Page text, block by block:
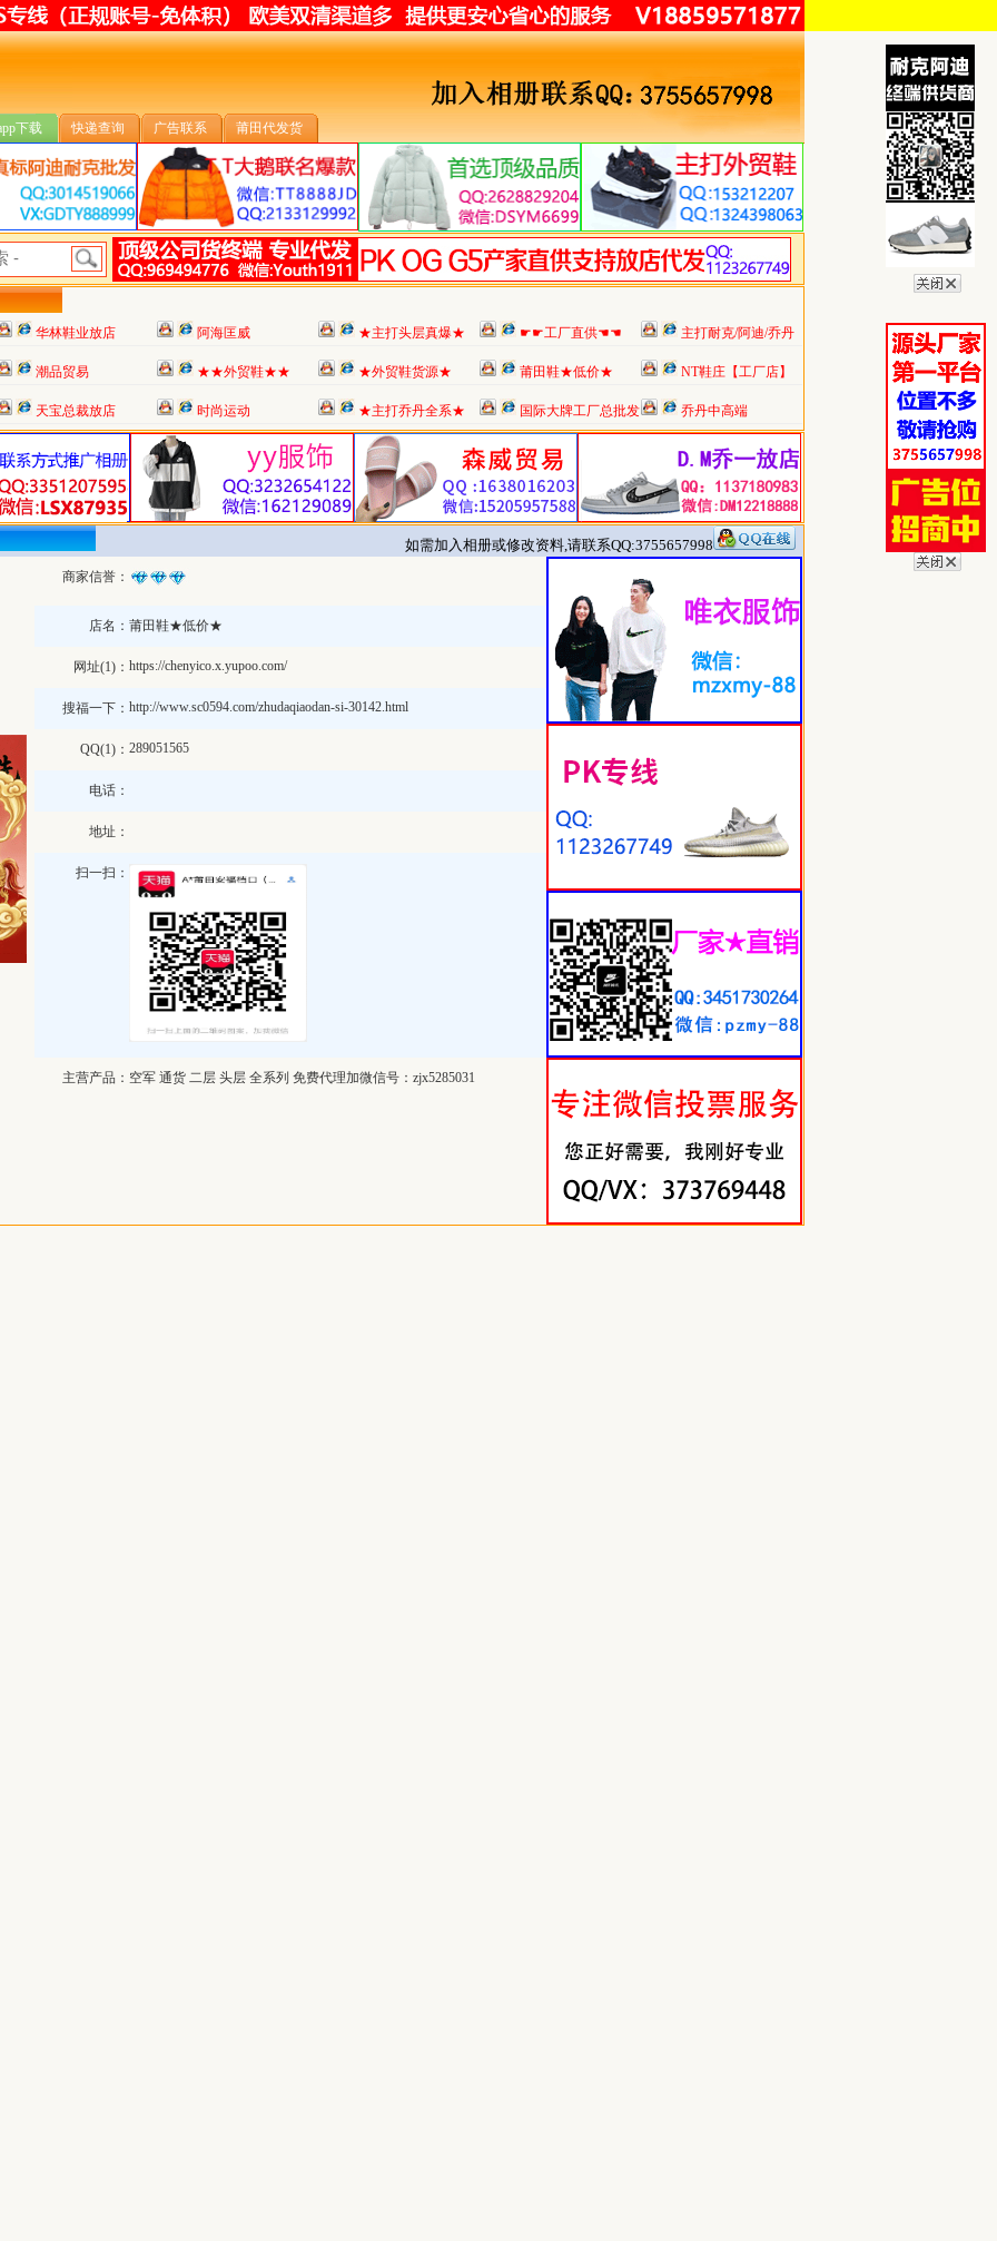
下载 快递查询 广告联系 莆田代发货
华林鞋业放店 阿海匡威 ★主打头层真爆★ ☛☛工厂直供☚☚ 主打耐克/阿迪/乔丹
潮品贸易 ★★外贸鞋★★ ★外贸鞋货源★ 莆田鞋★低价★ NT鞋庄【工厂店】
天宝总裁放店 时尚运动 ★主打乔丹全系★ 国际大牌工厂总批发 乔丹中高端
如需加入相册或修改资料,请联系QQ:3755657998
商家信誉：
店名： 莆田鞋★低价★
网址(1)： https://chenyico.x.yupoo.com/
搜福一下： http://www.sc0594.com/zhudaqiaodan-si-30142.html
QQ(1)： 289051565
电话：
地址：
扫一扫：
主营产品： 空军 通货 二层 头层 全系列 免费代理加微信号：zjx5285031